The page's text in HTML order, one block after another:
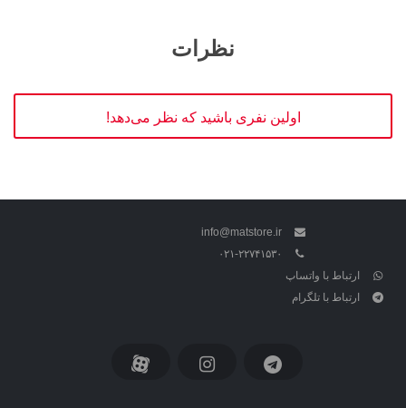
نظرات
اولین نفری باشید که نظر می‌دهد!
info@matstore.ir
۰۲۱-۲۲۷۴۱۵۳۰
ارتباط با واتساپ
ارتباط با تلگرام